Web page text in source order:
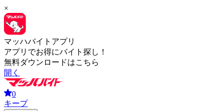
×
マッハバイトアプリ
アプリでお得にバイト探し！
無料ダウンロードはこちら
開く
0
キープ